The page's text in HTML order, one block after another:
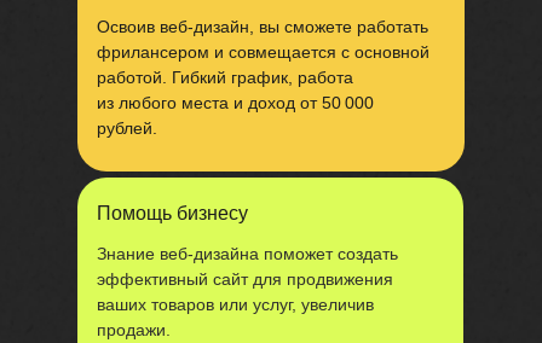
Помощь бизнесу
Знание веб-дизайна поможет создать
эффективный сайт для продвижения
ваших товаров или услуг, увеличив
продажи.
Освоив веб-дизайн, вы сможете работать
фрилансером и совмещается с основной
работой. Гибкий график, работа
из любого места и доход от 50 000
рублей.